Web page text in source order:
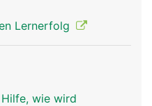
Lernerfolg
wie wird